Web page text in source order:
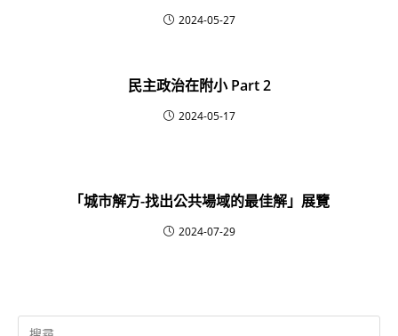
2024-05-27
民主政治在附小 Part 2
2024-05-17
「城市解方-找出公共場域的最佳解」展覽
2024-07-29
Search